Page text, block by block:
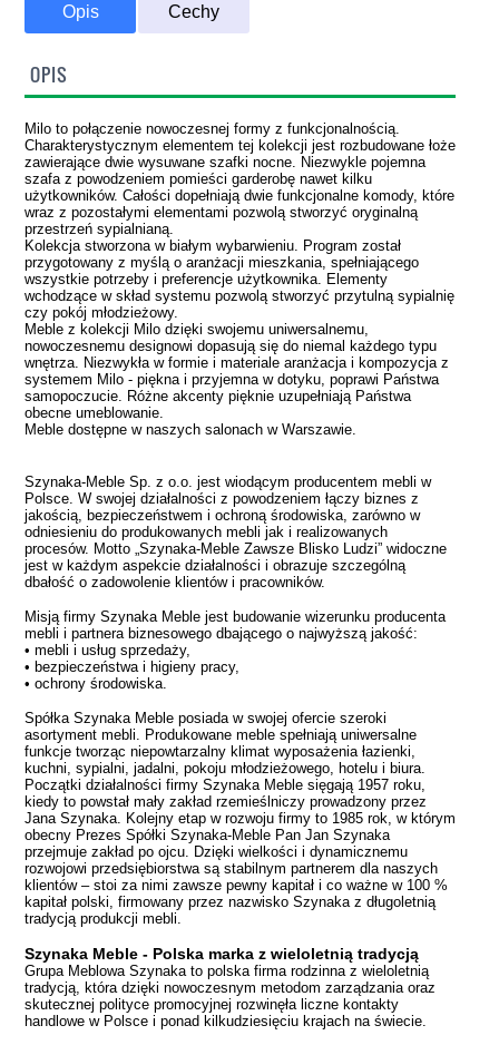
Opis Cechy
OPIS
Milo to połączenie nowoczesnej formy z funkcjonalnością.
Charakterystycznym elementem tej kolekcji jest rozbudowane łoże
zawierające dwie wysuwane szafki nocne. Niezwykle pojemna
szafa z powodzeniem pomieści garderobę nawet kilku
użytkowników. Całości dopełniają dwie funkcjonalne komody, które
wraz z pozostałymi elementami pozwolą stworzyć oryginalną
przestrzeń sypialnianą.
Kolekcja stworzona w białym wybarwieniu. Program został
przygotowany z myślą o aranżacji mieszkania, spełniającego
wszystkie potrzeby i preferencje użytkownika. Elementy
wchodzące w skład systemu pozwolą stworzyć przytulną sypialnię
czy pokój młodzieżowy.
Meble z kolekcji Milo dzięki swojemu uniwersalnemu,
nowoczesnemu designowi dopasują się do niemal każdego typu
wnętrza. Niezwykła w formie i materiale aranżacja i kompozycja z
systemem Milo - piękna i przyjemna w dotyku, poprawi Państwa
samopoczucie. Różne akcenty pięknie uzupełniają Państwa
obecne umeblowanie.
Meble dostępne w naszych salonach w Warszawie.
Szynaka-Meble Sp. z o.o. jest wiodącym producentem mebli w
Polsce. W swojej działalności z powodzeniem łączy biznes z
jakością, bezpieczeństwem i ochroną środowiska, zarówno w
odniesieniu do produkowanych mebli jak i realizowanych
procesów. Motto „Szynaka-Meble Zawsze Blisko Ludzi” widoczne
jest w każdym aspekcie działalności i obrazuje szczególną
dbałość o zadowolenie klientów i pracowników.
Misją firmy Szynaka Meble jest budowanie wizerunku producenta
mebli i partnera biznesowego dbającego o najwyższą jakość:
• mebli i usług sprzedaży,
• bezpieczeństwa i higieny pracy,
• ochrony środowiska.
Spółka Szynaka Meble posiada w swojej ofercie szeroki
asortyment mebli. Produkowane meble spełniają uniwersalne
funkcje tworząc niepowtarzalny klimat wyposażenia łazienki,
kuchni, sypialni, jadalni, pokoju młodzieżowego, hotelu i biura.
Początki działalności firmy Szynaka Meble sięgają 1957 roku,
kiedy to powstał mały zakład rzemieślniczy prowadzony przez
Jana Szynaka. Kolejny etap w rozwoju firmy to 1985 rok, w którym
obecny Prezes Spółki Szynaka-Meble Pan Jan Szynaka
przejmuje zakład po ojcu. Dzięki wielkości i dynamicznemu
rozwojowi przedsiębiorstwa są stabilnym partnerem dla naszych
klientów – stoi za nimi zawsze pewny kapitał i co ważne w 100 %
kapitał polski, firmowany przez nazwisko Szynaka z długoletnią
tradycją produkcji mebli.
Szynaka Meble - Polska marka z wieloletnią tradycją
Grupa Meblowa Szynaka to polska firma rodzinna z wieloletnią
tradycją, która dzięki nowoczesnym metodom zarządzania oraz
skutecznej polityce promocyjnej rozwinęła liczne kontakty
handlowe w Polsce i ponad kilkudziesięciu krajach na świecie.